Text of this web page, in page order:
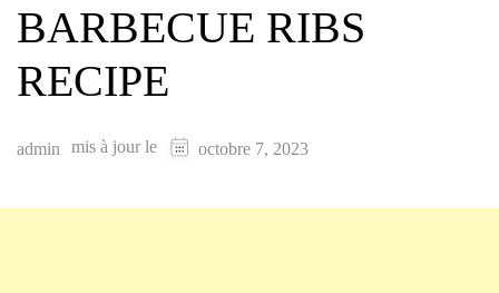
BARBECUE RIBS
RECIPE
admin mis à jour le octobre 7, 2023